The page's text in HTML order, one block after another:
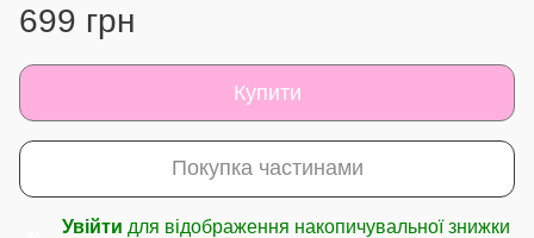
699 грн
Купити
Покупка частинами
Увійти для відображення накопичувальної знижки